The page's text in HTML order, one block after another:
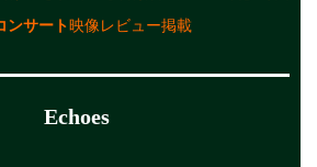
ンサート映像レビュー掲載
Echoes